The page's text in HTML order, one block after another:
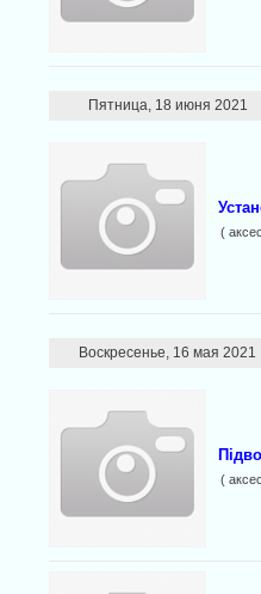
Пятница, 18 июня 2021
(
Воскресенье, 16 мая 2021
(